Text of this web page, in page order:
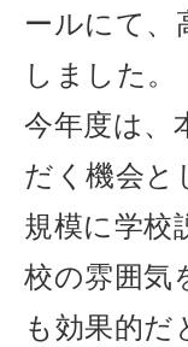
ールにて、
しました。
今年度は、
だく機会と
規模に学校
校の雰囲気
も効果的だ